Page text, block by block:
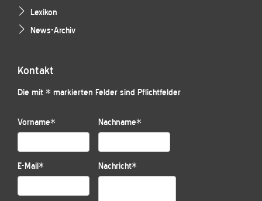
Lexikon
News-Archiv
Kontakt
Die mit * markierten Felder sind Pflichtfelder
Vorname* Nachname*
E-Mail* Nachricht*